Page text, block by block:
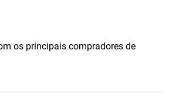
os principais compradores de